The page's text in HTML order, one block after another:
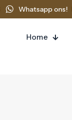
Whatsapp ons!
Home